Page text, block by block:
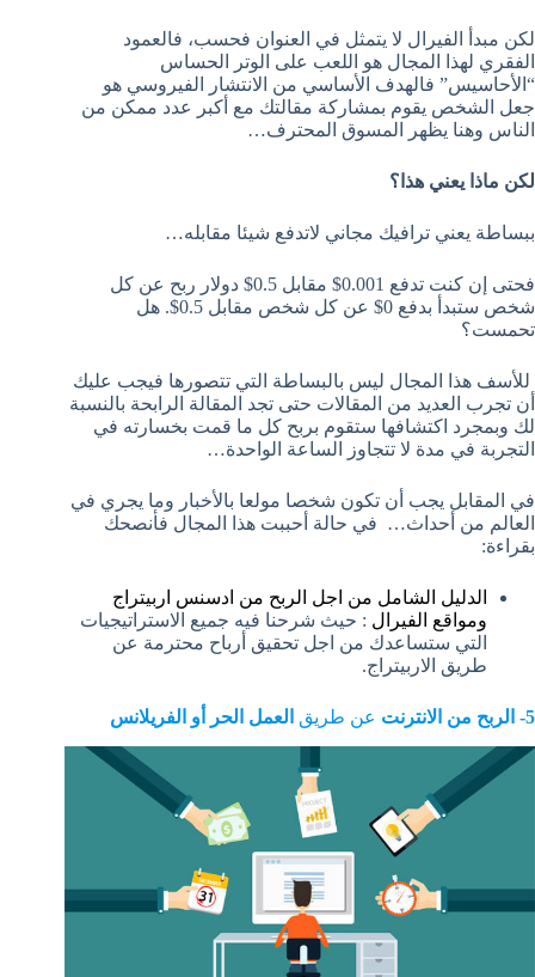
لكن مبدأ الفيرال لا يتمثل في العنوان فحسب، فالعمود
الفقري لهذا المجال هو اللعب على الوتر الحساس
“الأحاسيس” فالهدف الأساسي من الانتشار الفيروسي هو
جعل الشخص يقوم بمشاركة مقالتك مع أكبر عدد ممكن من
الناس وهنا يظهر المسوق المحترف…
لكن ماذا يعني هذا؟
ببساطة يعني ترافيك مجاني لاتدفع شيئا مقابله…
فحتى إن كنت تدفع 0.001$ مقابل 0.5$ دولار ربح عن كل
شخص ستبدأ بدفع 0$ عن كل شخص مقابل 0.5$. هل
تحمست؟
للأسف هذا المجال ليس بالبساطة التي تتصورها فيجب عليك
أن تجرب العديد من المقالات حتى تجد المقالة الرابحة بالنسبة
لك وبمجرد اكتشافها ستقوم بربح كل ما قمت بخسارته في
التجربة في مدة لا تتجاوز الساعة الواحدة…
في المقابل يجب أن تكون شخصا مولعا بالأخبار وما يجري في
العالم من أحداث… في حالة أحببت هذا المجال فأنصحك
بقراءة:
الدليل الشامل من اجل الربح من ادسنس اربيتراج
ومواقع الفيرال : حيث شرحنا فيه جميع الاستراتيجيات
التي ستساعدك من اجل تحقيق أرباح محترمة عن
طريق الاربيتراج.
5- الربح من الانترنت عن طريق العمل الحر أو الفريلانس